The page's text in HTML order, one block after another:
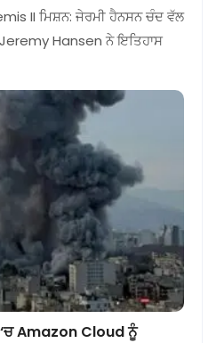
II ਮਿਸ਼ਨ: ਜੇਰਮੀ ਹੈਨਸਨ ਚੰਦ ਵੱਲ
Hansen ਨੇ ਇਤਿਹਾਸ
‘ਚ Amazon Cloud ਨੂੰ